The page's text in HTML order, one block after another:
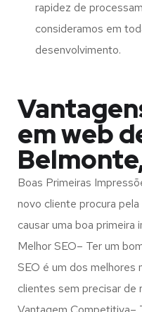
rapidez de
consideramos em
desenvolvimento.
em web
Boas Primeiras
novo cliente procura
causar uma boa primeira
Melhor SEO– Ter um
SEO é um dos melhores
clientes sem precisar de